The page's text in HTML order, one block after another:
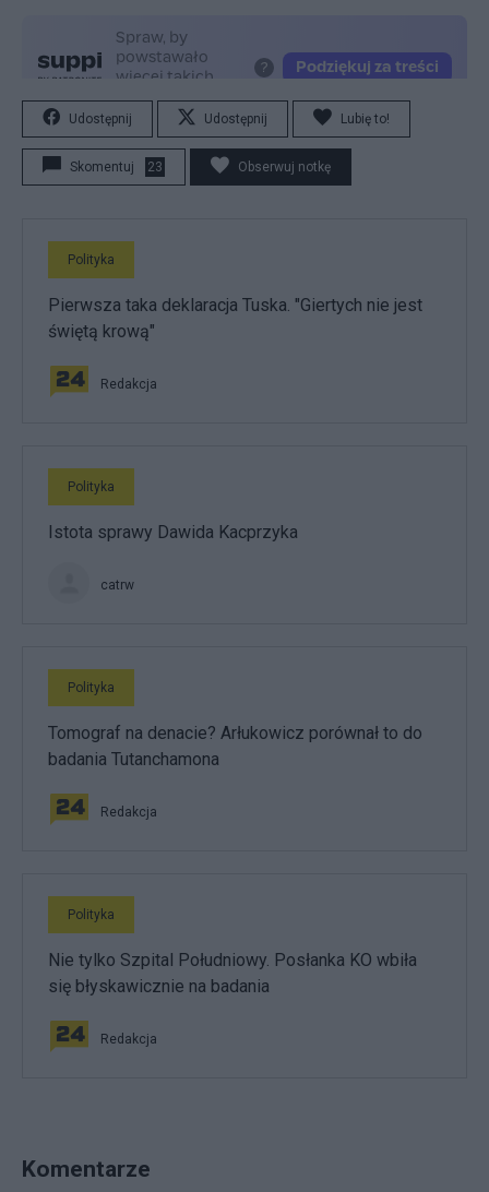
Udostępnij Udostępnij Lubię to!
Skomentuj 23 Obserwuj notkę
Polityka
Pierwsza taka deklaracja Tuska. "Giertych nie jest
świętą krową"
Redakcja
Polityka
Istota sprawy Dawida Kacprzyka
catrw
Polityka
Tomograf na denacie? Arłukowicz porównał to do
badania Tutanchamona
Redakcja
Polityka
Nie tylko Szpital Południowy. Posłanka KO wbiła
się błyskawicznie na badania
Redakcja
Komentarze